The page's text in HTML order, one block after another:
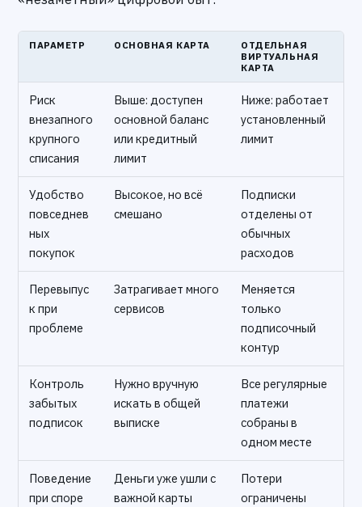
ПАРАМЕТР ОСНОВНАЯ КАРТА
ОТДЕЛЬНАЯ
ВИРТУАЛЬНАЯ
КАРТА
Риск
внезапного
крупного
списания
Выше: доступен
основной баланс
или кредитный
лимит
Ниже: работает
установленный
лимит
Удобство
повседнев
ных
покупок
Высокое, но всё
смешано
Подписки
отделены от
обычных
расходов
Перевыпус
к при
проблеме
Затрагивает много
сервисов
Меняется
только
подписочный
контур
Контроль
забытых
подписок
Нужно вручную
искать в общей
выписке
Все регулярные
платежи
собраны в
одном месте
Поведение
при споре
Деньги уже ушли с
важной карты
Потери
ограничены